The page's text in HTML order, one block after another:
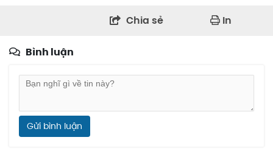
Chia sẻ In
Bình luận
Gửi bình luận